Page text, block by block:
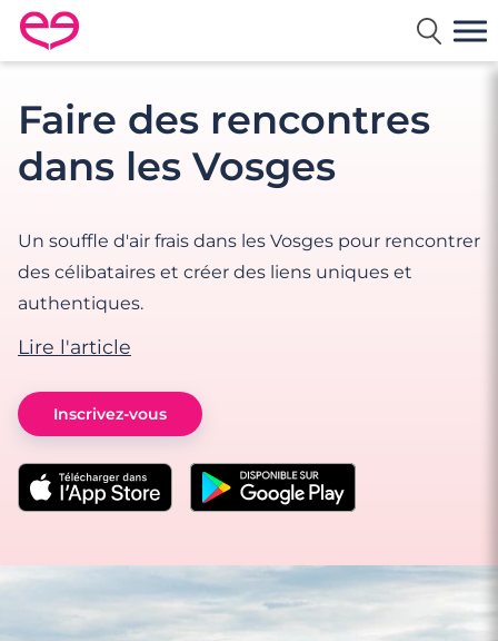
Rencontre en France avec Meetic
Faire des rencontres
dans les Vosges
Un souffle d'air frais dans les Vosges pour rencontrer
des célibataires et créer des liens uniques et
authentiques.
Lire l'article
Inscrivez-vous